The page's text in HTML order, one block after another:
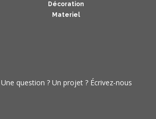
Décoration
Materiel
Une question ? Un projet ? Écrivez-nous